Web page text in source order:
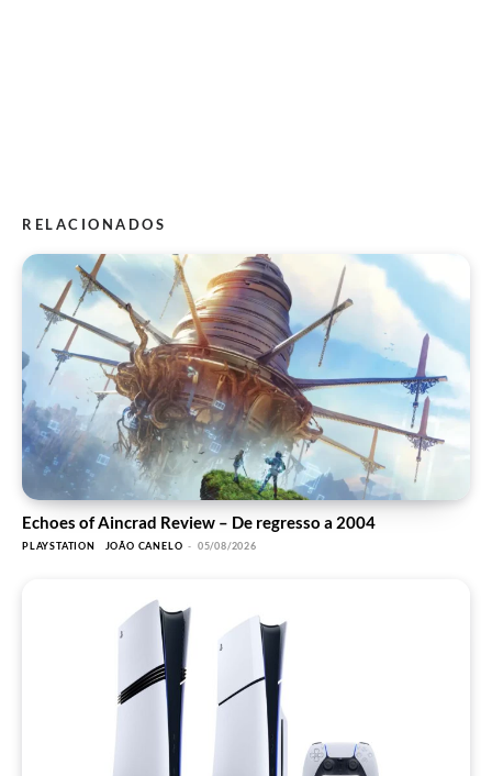
RELACIONADOS
Echoes of Aincrad Review – De regresso a 2004
PLAYSTATION JOÃO CANELO - 05/08/2026